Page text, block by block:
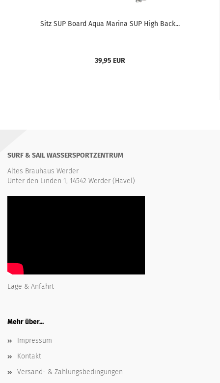
Sitz SUP Board Aqua Marina SUP High Back...
39,95 EUR
SURF & SAIL WASSERSPORTZENTRUM
Altes Brauhaus Werder
Unter den Linden 1, 14542 Werder (Havel)
Lage & Anfahrt
Mehr über...
Impressum
Kontakt
Versand- & Zahlungsbedingungen